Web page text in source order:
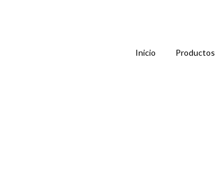
Inicio Productos